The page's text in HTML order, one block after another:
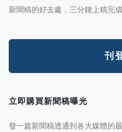
新聞稿的好去處，三分鐘上稿完
刊
立即購買新聞稿曝光
發一篇新聞稿透通到各大媒體的